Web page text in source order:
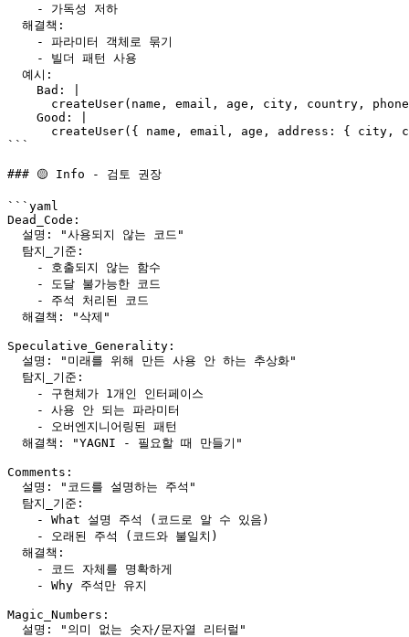
    - 가독성 저하
  해결책:
    - 파라미터 객체로 묶기
    - 빌더 패턴 사용
  예시:
    Bad: |
createUser(name, email, age, city, country,
    Good: |
createUser({ name, email, age, address: { city,
```
### 🟡 Info - 검토 권장
```yaml
Dead_Code:
  설명: "사용되지 않는 코드"
  탐지_기준:
    - 호출되지 않는 함수
    - 도달 불가능한 코드
    - 주석 처리된 코드
  해결책: "삭제"
Speculative_Generality:
  설명: "미래를 위해 만든 사용 안 하는 추상화"
  탐지_기준:
    - 구현체가 1개인 인터페이스
    - 사용 안 되는 파라미터
    - 오버엔지니어링된 패턴
  해결책: "YAGNI - 필요할 때 만들기"
Comments:
  설명: "코드를 설명하는 주석"
  탐지_기준:
    - What 설명 주석 (코드로 알 수 있음)
    - 오래된 주석 (코드와 불일치)
  해결책:
    - 코드 자체를 명확하게
    - Why 주석만 유지
Magic_Numbers:
  설명: "의미 없는 숫자/문자열 리터럴"